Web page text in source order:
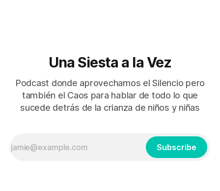
Una Siesta a la Vez
Podcast donde aprovechamos el Silencio pero
también el Caos para hablar de todo lo que
sucede detrás de la crianza de niños y niñas
Subscribe